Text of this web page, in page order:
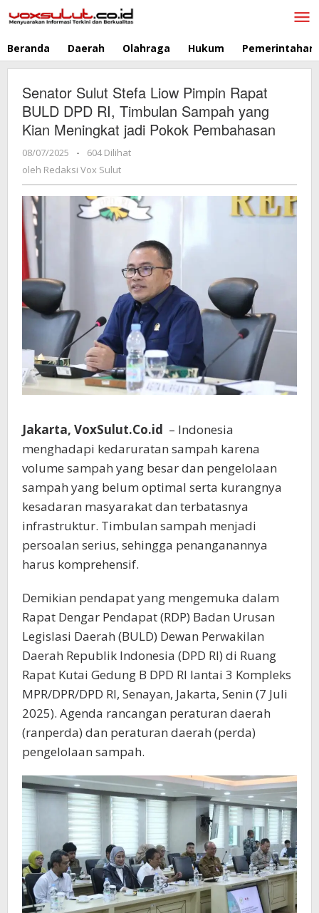
ke
Beranda Daerah Olahraga Hukum Pemerintahan
Senator Sulut Stefa Liow Pimpin Rapat
BULD DPD RI, Timbulan Sampah yang
Kian Meningkat jadi Pokok Pembahasan
08/07/2025
oleh
Redaksi
Sulut
-
604 Dilihat
oleh Redaksi Vox Sulut
Jakarta, VoxSulut.Co.id – Indonesia
menghadapi kedaruratan sampah karena
volume sampah yang besar dan pengelolaan
sampah yang belum optimal serta kurangnya
kesadaran masyarakat dan terbatasnya
infrastruktur. Timbulan sampah menjadi
persoalan serius, sehingga penanganannya
harus komprehensif.
Demikian pendapat yang mengemuka dalam
Rapat Dengar Pendapat (RDP) Badan Urusan
Legislasi Daerah (BULD) Dewan Perwakilan
Daerah Republik Indonesia (DPD RI) di Ruang
Rapat Kutai Gedung B DPD RI lantai 3 Kompleks
MPR/DPR/DPD RI, Senayan, Jakarta, Senin (7 Juli
2025). Agenda rancangan peraturan daerah
(ranperda) dan peraturan daerah (perda)
pengelolaan sampah.